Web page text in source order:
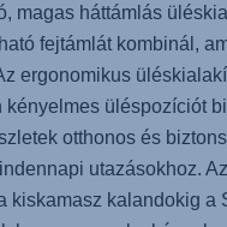
magas háttámlás
fejtámlát kombinál,
ergonomikus
kényelmes üléspozíciót
otthonos és
utazásokhoz.
kiskamasz kalandokig a